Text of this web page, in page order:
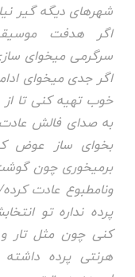
شهرهای دیگه گیر
اگر هدفت
سرگرمی میخوای
اگر جدی میخوای
خوب تهیه کنی تا
به صدای فالش عادت
بخوای ساز عوض
برمیخوری چون
ونامطبوع عادت
پرده نداره تو
کنی چون مثل تار
هرنتی پرده